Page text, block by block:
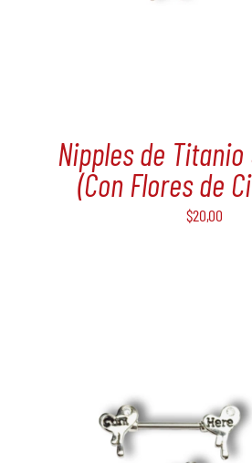
Nipples de Titanio
(Con Flores de
$20,00